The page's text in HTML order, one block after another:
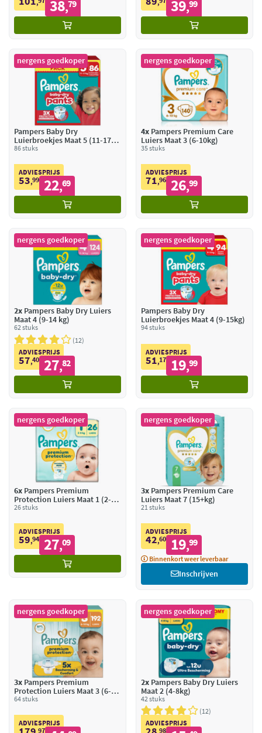
, 38,79 , 39,99
nergens goedkoper
Pampers Baby Dry
Luierbroekjes Maat 5 (11-17
kg)
86 stuks
ADVIESPRIJS
53,99 22,69
nergens goedkoper
4xPampers Premium Care
Luiers Maat 3 (6-10kg)
35 stuks
ADVIESPRIJS
71,96 26,99
nergens goedkoper
2x Pampers Baby Dry Luiers
Maat 4 (9-14 kg)
62 stuks
12
ADVIESPRIJS
57,40 27,82
nergens goedkoper
Pampers Baby Dry
Luierbroekjes Maat 4 (9-15kg)
94 stuks
ADVIESPRIJS
51,17 19,99
nergens goedkoper
6x Pampers Premium
Protection Luiers Maat 1 (2-
5kg)
26 stuks
ADVIESPRIJS
59,94 27,09
nergens goedkoper
3xPampers Premium Care
Luiers Maat 7 (15+kg)
21 stuks
ADVIESPRIJS
42,60 19,99
Binnenkort weer leverbaar
Inschrijven
nergens goedkoper
3x Pampers Premium
Protection Luiers Maat 3 (6-10
kg)
64 stuks
ADVIESPRIJS
97
nergens goedkoper
2xPampers Baby Dry Luiers
Maat 2 (4-8kg)
42 stuks
12
ADVIESPRIJS
98